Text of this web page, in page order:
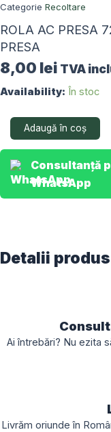
Categorie Recoltare
ROLA AC PRESA
PRESA
8,00 lei TVA
Availability: În stoc
Cantitate
AC
PRESA
001941.Z001P
ROLA
AC
PRESA
Adaugă în coș
Consultanță
WhatsApp
Detalii produs
Ai întrebări? Nu ezita
Livrăm oriunde în